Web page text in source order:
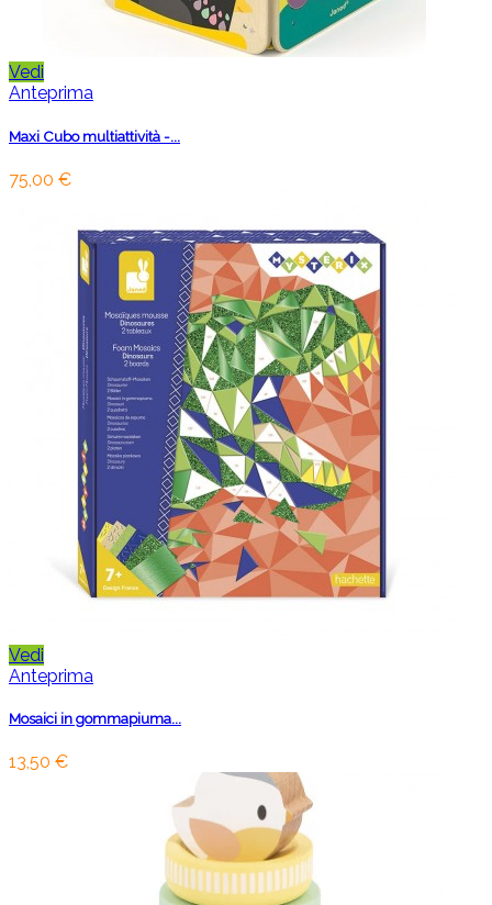
Vedi
Anteprima
Maxi Cubo multiattività -...
75,00 €
Vedi
Anteprima
Mosaici in gommapiuma...
13,50 €